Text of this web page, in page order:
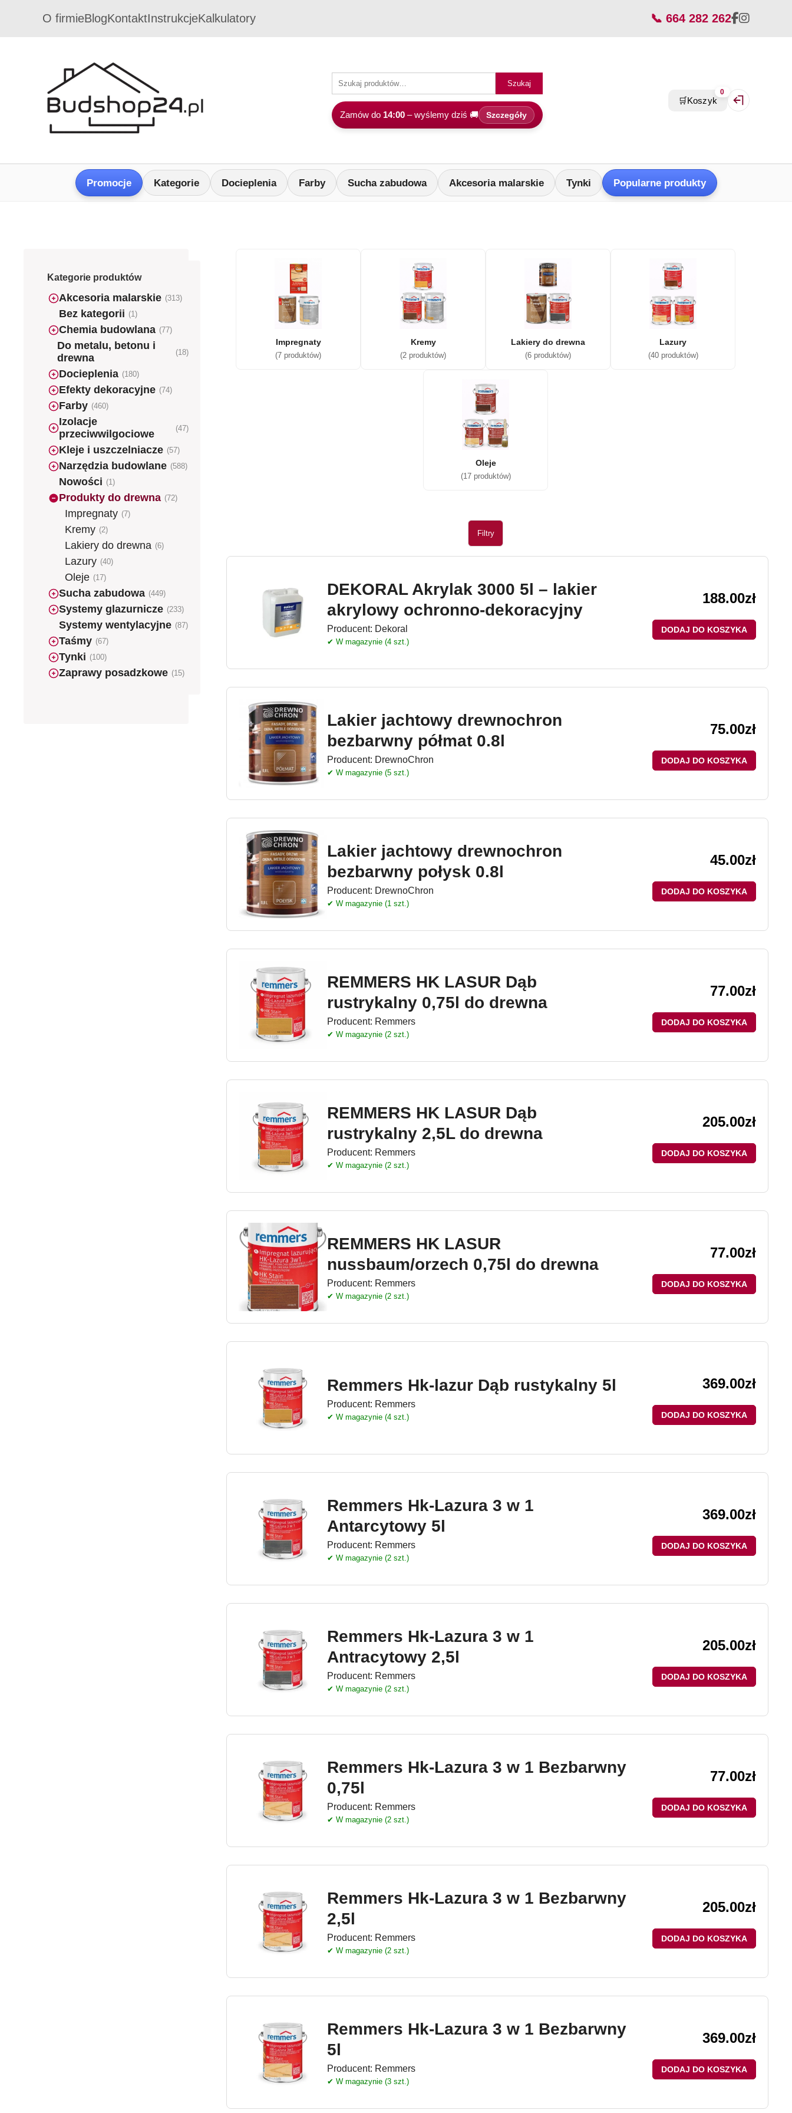
O firmieBlogKontaktInstrukcjeKalkulatory 📞 664 282 262
Szukaj
Zamów do 14:00– wyślemy dziś 🚚 Szczegóły
🛒Koszyk
0
Zaloguj się /
Promocje Kategorie Docieplenia Farby Sucha zabudowa Akcesoria malarskie Tynki Popularne produkty
Kategorie produktów
Akcesoria malarskie (313)
Bez kategorii (1)
Chemia budowlana (77)
Do metalu, betonu i
drewna
(18)
Docieplenia (180)
Efekty dekoracyjne (74)
Farby (460)
Izolacje
przeciwwilgociowe
(47)
Kleje i uszczelniacze (57)
Narzędzia budowlane (588)
Nowości (1)
Produkty do drewna (72)
Impregnaty (7)
Kremy (2)
Lakiery do drewna (6)
Lazury (40)
Oleje (17)
Sucha zabudowa (449)
Systemy glazurnicze (233)
Systemy wentylacyjne (87)
Taśmy (67)
Tynki (100)
Zaprawy posadzkowe (15)
Impregnaty
(7 produktów)
Kremy
(2 produktów)
Lakiery do drewna
(6 produktów)
Lazury
(40 produktów)
Oleje
(17 produktów)
Filtry
DEKORAL Akrylak 3000 5l – lakier
akrylowy ochronno-dekoracyjny
Producent: Dekoral
✔ W magazynie (4 szt.)
188.00zł
DODAJ DO KOSZYKA
Lakier jachtowy drewnochron
bezbarwny półmat 0.8l
Producent: DrewnoChron
✔ W magazynie (5 szt.)
75.00zł
DODAJ DO KOSZYKA
Lakier jachtowy drewnochron
bezbarwny połysk 0.8l
Producent: DrewnoChron
✔ W magazynie (1 szt.)
45.00zł
DODAJ DO KOSZYKA
REMMERS HK LASUR Dąb
rustrykalny 0,75l do drewna
Producent: Remmers
✔ W magazynie (2 szt.)
77.00zł
DODAJ DO KOSZYKA
REMMERS HK LASUR Dąb
rustrykalny 2,5L do drewna
Producent: Remmers
✔ W magazynie (2 szt.)
205.00zł
DODAJ DO KOSZYKA
REMMERS HK LASUR
nussbaum/orzech 0,75l do drewna
Producent: Remmers
✔ W magazynie (2 szt.)
77.00zł
DODAJ DO KOSZYKA
Remmers Hk-lazur Dąb rustykalny 5l
Producent: Remmers
✔ W magazynie (4 szt.)
369.00zł
DODAJ DO KOSZYKA
Remmers Hk-Lazura 3 w 1
Antarcytowy 5l
Producent: Remmers
✔ W magazynie (2 szt.)
369.00zł
DODAJ DO KOSZYKA
Remmers Hk-Lazura 3 w 1
Antracytowy 2,5l
Producent: Remmers
✔ W magazynie (2 szt.)
205.00zł
DODAJ DO KOSZYKA
Remmers Hk-Lazura 3 w 1 Bezbarwny
0,75l
Producent: Remmers
✔ W magazynie (2 szt.)
77.00zł
DODAJ DO KOSZYKA
Remmers Hk-Lazura 3 w 1 Bezbarwny
2,5l
Producent: Remmers
✔ W magazynie (2 szt.)
205.00zł
DODAJ DO KOSZYKA
Remmers Hk-Lazura 3 w 1 Bezbarwny
5l
Producent: Remmers
✔ W magazynie (3 szt.)
369.00zł
DODAJ DO KOSZYKA